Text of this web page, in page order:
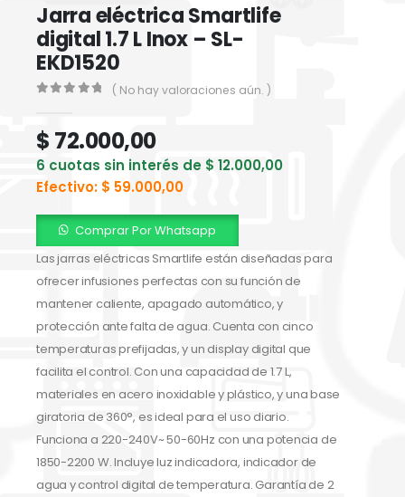
Jarra eléctrica Smartlife
digital 1.7 L Inox – SL-
EKD1520
( No hay valoraciones aún. )
$ 72.000,00
6 cuotas sin interés de $ 12.000,00
Efectivo: $ 59.000,00
Comprar Por Whatsapp
Las jarras eléctricas Smartlife están diseñadas para
ofrecer infusiones perfectas con su función de
mantener caliente, apagado automático, y
protección ante falta de agua. Cuenta con cinco
temperaturas prefijadas, y un display digital que
facilita el control. Con una capacidad de 1.7 L,
materiales en acero inoxidable y plástico, y una base
giratoria de 360°, es ideal para el uso diario.
Funciona a 220-240V~ 50-60Hz con una potencia de
1850-2200 W. Incluye luz indicadora, indicador de
agua y control digital de temperatura. Garantía de 2